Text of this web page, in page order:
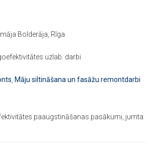
Bolderāja, Rīga
uzlab. darbi
Māju siltināšana un fasāžu remontdarbi
paaugstināšanas pasākumi, jumta